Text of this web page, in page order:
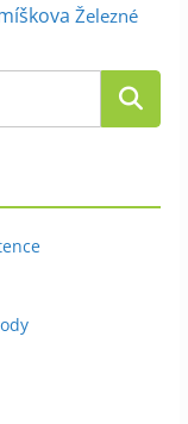
Železné